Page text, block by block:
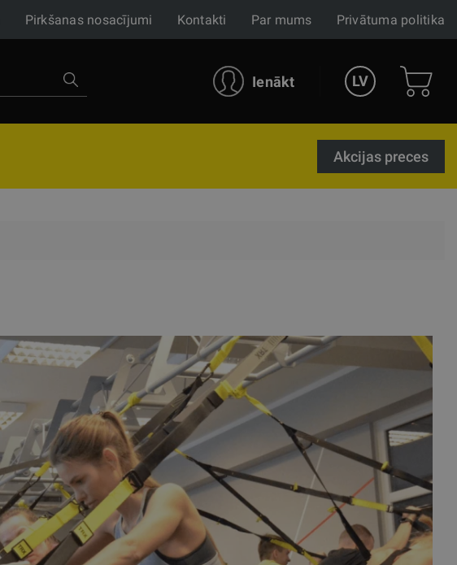
Pirkšanas nosacījumi Kontakti Par mums Privātuma politika
Ienākt LV
Akcijas preces